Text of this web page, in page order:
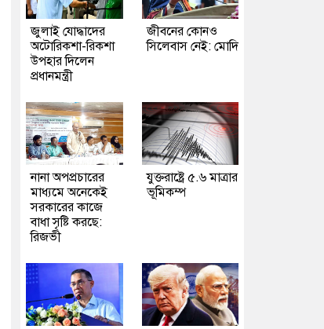
জুলাই যোদ্ধাদের
অটোরিকশা-রিকশা
উপহার দিলেন
প্রধানমন্ত্রী
জীবনের কোনও
সিলেবাস নেই: মোদি
নানা অপপ্রচারের
মাধ্যমে অনেকেই
সরকারের কাজে
বাধা সৃষ্টি করছে:
রিজভী
যুক্তরাষ্ট্রে ৫.৬ মাত্রার
ভূমিকম্প